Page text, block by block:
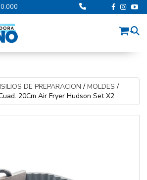
DE PREPARACION / MOLDES /
20Cm Air Fryer Hudson Set X2